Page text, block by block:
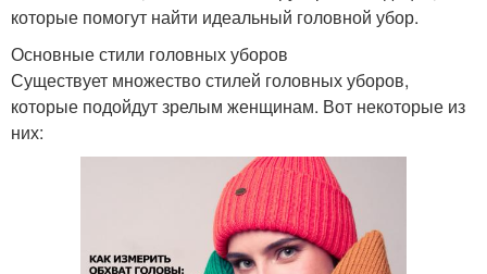
которые помогут найти идеальный головной убор.
Основные стили головных уборов
Существует множество стилей головных уборов,
которые подойдут зрелым женщинам. Вот некоторые из
них: